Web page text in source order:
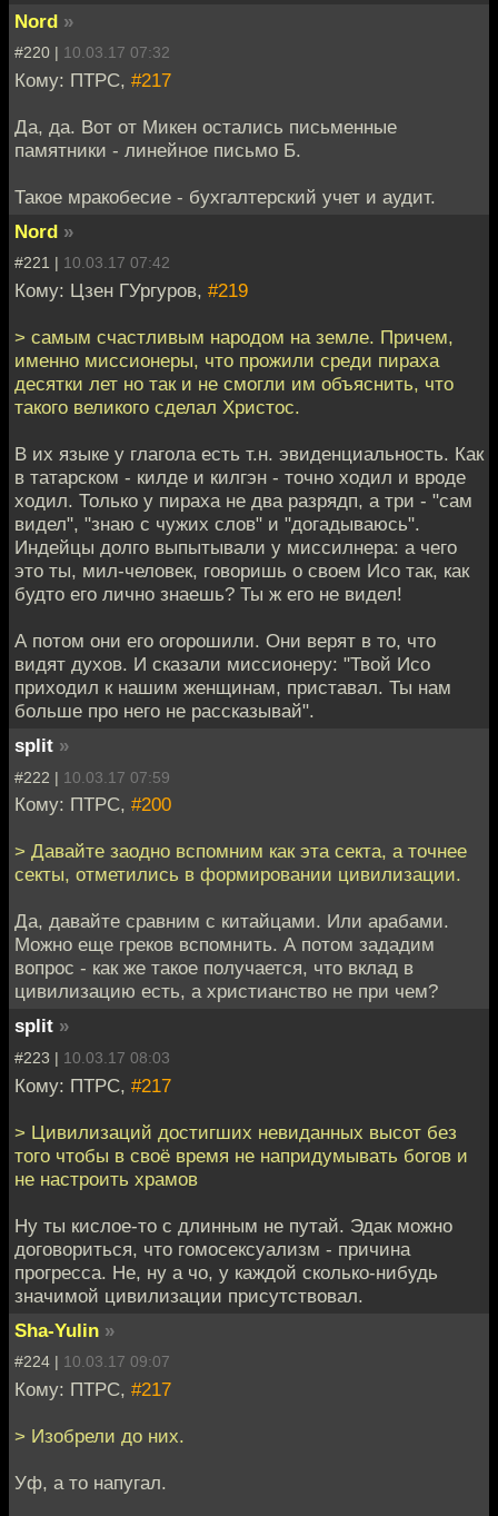
Nord »
#220 | 10.03.17 07:32
Кому: ПТРС, #217
Да, да. Вот от Микен остались письменные
памятники - линейное письмо Б.
Такое мракобесие - бухгалтерский учет и аудит.
Nord »
#221 | 10.03.17 07:42
Кому: Цзен ГУргуров, #219
> самым счастливым народом на земле. Причем,
именно миссионеры, что прожили среди пираха
десятки лет но так и не смогли им объяснить, что
такого великого сделал Христос.
В их языке у глагола есть т.н. эвиденциальность. Как
в татарском - килде и килгэн - точно ходил и вроде
ходил. Только у пираха не два разрядп, а три - "сам
видел", "знаю с чужих слов" и "догадываюсь".
Индейцы долго выпытывали у миссилнера: а чего
это ты, мил-человек, говоришь о своем Исо так, как
будто его лично знаешь? Ты ж его не видел!
А потом они его огорошили. Они верят в то, что
видят духов. И сказали миссионеру: "Твой Исо
приходил к нашим женщинам, приставал. Ты нам
больше про него не рассказывай".
split »
#222 | 10.03.17 07:59
Кому: ПТРС, #200
> Давайте заодно вспомним как эта секта, а точнее
секты, отметились в формировании цивилизации.
Да, давайте сравним с китайцами. Или арабами.
Можно еще греков вспомнить. А потом зададим
вопрос - как же такое получается, что вклад в
цивилизацию есть, а христианство не при чем?
split »
#223 | 10.03.17 08:03
Кому: ПТРС, #217
> Цивилизаций достигших невиданных высот без
того чтобы в своё время не напридумывать богов и
не настроить храмов
Ну ты кислое-то с длинным не путай. Эдак можно
договориться, что гомосексуализм - причина
прогресса. Не, ну а чо, у каждой сколько-нибудь
значимой цивилизации присутствовал.
Sha-Yulin »
#224 | 10.03.17 09:07
Кому: ПТРС, #217
> Изобрели до них.
Уф, а то напугал.